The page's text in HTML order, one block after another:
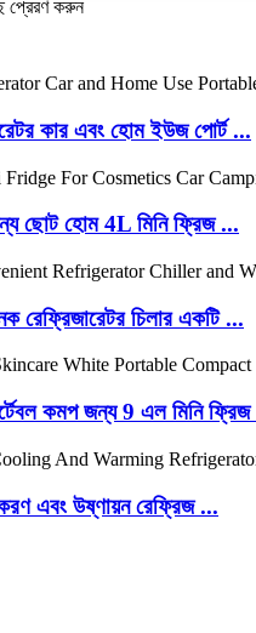
প্রেরণ করুন
কার এবং হোম ইউজ পোর্ট ...
ছোট হোম 4L মিনি ফ্রিজ ...
রেফ্রিজারেটর চিলার একটি ...
কমপ জন্য 9 এল মিনি
এবং উষ্ণায়ন রেফ্রিজ ...